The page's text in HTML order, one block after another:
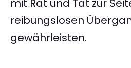
mit Rat und Tat zur
reibungslosen
gewährleisten.